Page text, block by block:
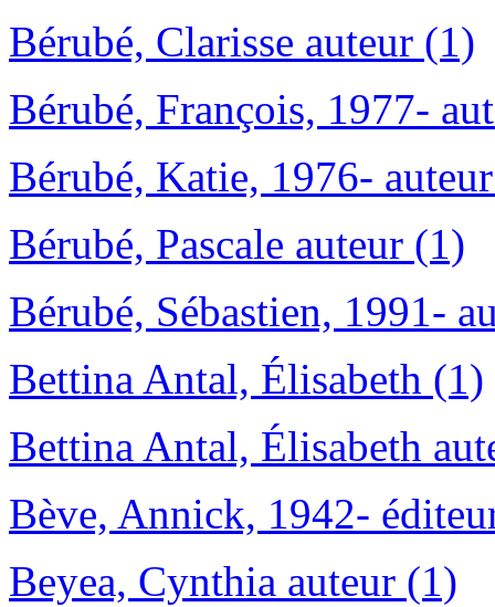
Bérubé, Clarisse auteur (1)
Bérubé, François, 1977-
Bérubé, Katie, 1976-
Bérubé, Pascale auteur (1)
Bérubé, Sébastien, 1991-
Bettina Antal, Élisabeth (1)
Bettina Antal, Élisabeth
Bève, Annick, 1942-
Beyea, Cynthia auteur (1)